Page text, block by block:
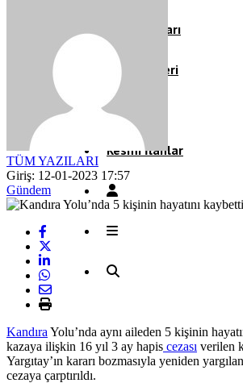
Köşe Yazıları
Video Galeri
Röportaj
Resmi İlanlar
TÜM YAZILARI
Giriş: 12-01-2023 17:57
Gündem
Kandıra Yolu’nda aynı aileden 5 kişinin
kazaya ilişkin 16 yıl 3 ay hapis cezası verilen
Yargıtay’ın kararı bozmasıyla yeniden
cezaya çarptırıldı.